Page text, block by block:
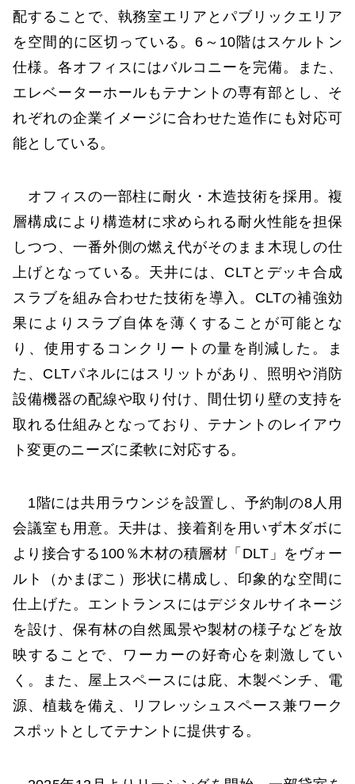
配することで、執務室エリアとパブリックエリア
を空間的に区切っている。6～10階はスケルトン
仕様。各オフィスにはバルコニーを完備。また、
エレベーターホールもテナントの専有部とし、そ
れぞれの企業イメージに合わせた造作にも対応可
能としている。
オフィスの一部柱に耐火・木造技術を採用。複
層構成により構造材に求められる耐火性能を担保
しつつ、一番外側の燃え代がそのまま木現しの仕
上げとなっている。天井には、CLTとデッキ合成
スラブを組み合わせた技術を導入。CLTの補強効
果によりスラブ自体を薄くすることが可能とな
り、使用するコンクリートの量を削減した。ま
た、CLTパネルにはスリットがあり、照明や消防
設備機器の配線や取り付け、間仕切り壁の支持を
取れる仕組みとなっており、テナントのレイアウ
ト変更のニーズに柔軟に対応する。
1階には共用ラウンジを設置し、予約制の8人用
会議室も用意。天井は、接着剤を用いず木ダボに
より接合する100％木材の積層材「DLT」をヴォー
ルト（かまぼこ）形状に構成し、印象的な空間に
仕上げた。エントランスにはデジタルサイネージ
を設け、保有林の自然風景や製材の様子などを放
映することで、ワーカーの好奇心を刺激してい
く。また、屋上スペースには庇、木製ベンチ、電
源、植栽を備え、リフレッシュスペース兼ワーク
スポットとしてテナントに提供する。